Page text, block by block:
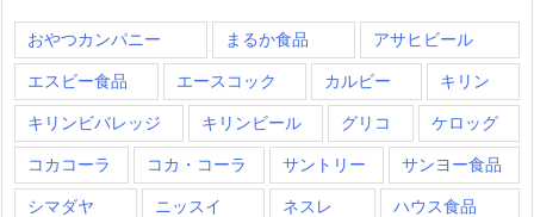
おやつカンパニー まるか食品 アサヒビール
エスビー食品 エースコック カルビー キリン
キリンビバレッジ キリンビール グリコ ケロッグ
コカコーラ コカ・コーラ サントリー サンヨー食品
シマダヤ ニッスイ ネスレ ハウス食品